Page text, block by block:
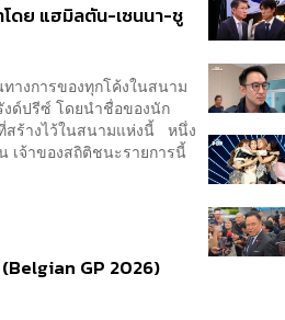
โดย แฮมิลตัน-เซนนา-ชู
างการของทุกโค้งในสนาม
งด์ปรีซ์ โดยนำชื่อของนัก
สร้างไว้ในสนามแห่งนี้ หนึ่ง
เจ้าของสถิติชนะรายการนี้
GP 2026)